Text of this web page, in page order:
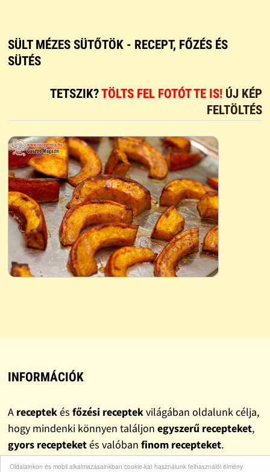
Oldalainkon és mobil alkalmazásainkban cookie-kat használunk felhasználói élmény
SÜLT MÉZES SÜTŐTÖK - RECEPT, FŐZÉS ÉS
SÜTÉS
TETSZIK?TÖLTS FEL FOTÓT TE IS! ÚJ KÉP
FELTÖLTÉS
INFORMÁCIÓK
A receptekés főzési receptekvilágában oldalunk célja,
hogy mindenki könnyen találjon egyszerű recepteket,
gyors recepteketés valóban finom recepteket.
Gyűjteményünkben szerepelnek klasszikus
házi